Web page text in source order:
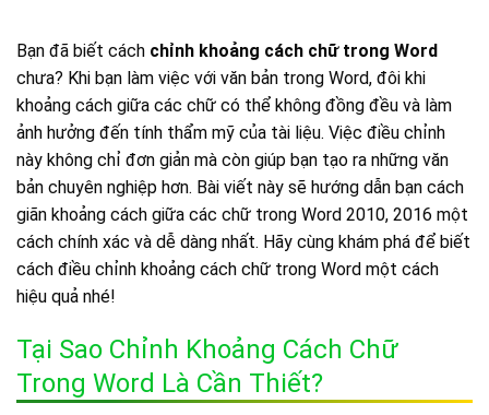
Bạn đã biết cách chỉnh khoảng cách chữ trong Word
chưa? Khi bạn làm việc với văn bản trong Word, đôi khi
khoảng cách giữa các chữ có thể không đồng đều và làm
ảnh hưởng đến tính thẩm mỹ của tài liệu. Việc điều chỉnh
này không chỉ đơn giản mà còn giúp bạn tạo ra những văn
bản chuyên nghiệp hơn. Bài viết này sẽ hướng dẫn bạn cách
giãn khoảng cách giữa các chữ trong Word 2010, 2016 một
cách chính xác và dễ dàng nhất. Hãy cùng khám phá để biết
cách điều chỉnh khoảng cách chữ trong Word một cách
hiệu quả nhé!
Tại Sao Chỉnh Khoảng Cách Chữ
Trong Word Là Cần Thiết?